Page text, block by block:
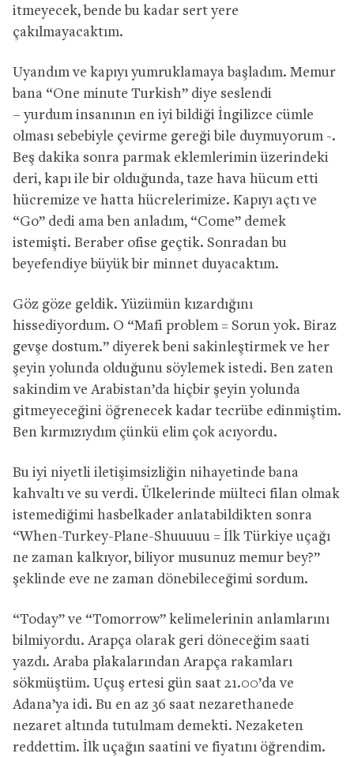
itmeyecek, bende bu kadar sert yere
çakılmayacaktım.
Uyandım ve kapıyı yumruklamaya başladım. Memur
bana “One minute Turkish” diye seslendi
– yurdum insanının en iyi bildiği İngilizce cümle
olması sebebiyle çevirme gereği bile duymuyorum -.
Beş dakika sonra parmak eklemlerimin üzerindeki
deri, kapı ile bir olduğunda, taze hava hücum etti
hücremize ve hatta hücrelerimize. Kapıyı açtı ve
“Go” dedi ama ben anladım, “Come” demek
istemişti. Beraber ofise geçtik. Sonradan bu
beyefendiye büyük bir minnet duyacaktım.
Göz göze geldik. Yüzümün kızardığını
hissediyordum. O “Mafi problem = Sorun yok. Biraz
gevşe dostum.” diyerek beni sakinleştirmek ve her
şeyin yolunda olduğunu söylemek istedi. Ben zaten
sakindim ve Arabistan’da hiçbir şeyin yolunda
gitmeyeceğini öğrenecek kadar tecrübe edinmiştim.
Ben kırmızıydım çünkü elim çok acıyordu.
Bu iyi niyetli iletişimsizliğin nihayetinde bana
kahvaltı ve su verdi. Ülkelerinde mülteci filan olmak
istemediğimi hasbelkader anlatabildikten sonra
“When-Turkey-Plane-Shuuuuu = İlk Türkiye uçağı
ne zaman kalkıyor, biliyor musunuz memur bey?”
şeklinde eve ne zaman dönebileceğimi sordum.
“Today” ve “Tomorrow” kelimelerinin anlamlarını
bilmiyordu. Arapça olarak geri döneceğim saati
yazdı. Araba plakalarından Arapça rakamları
sökmüştüm. Uçuş ertesi gün saat 21.00’da ve
Adana’ya idi. Bu en az 36 saat nezarethanede
nezaret altında tutulmam demekti. Nezaketen
reddettim. İlk uçağın saatini ve fiyatını öğrendim.